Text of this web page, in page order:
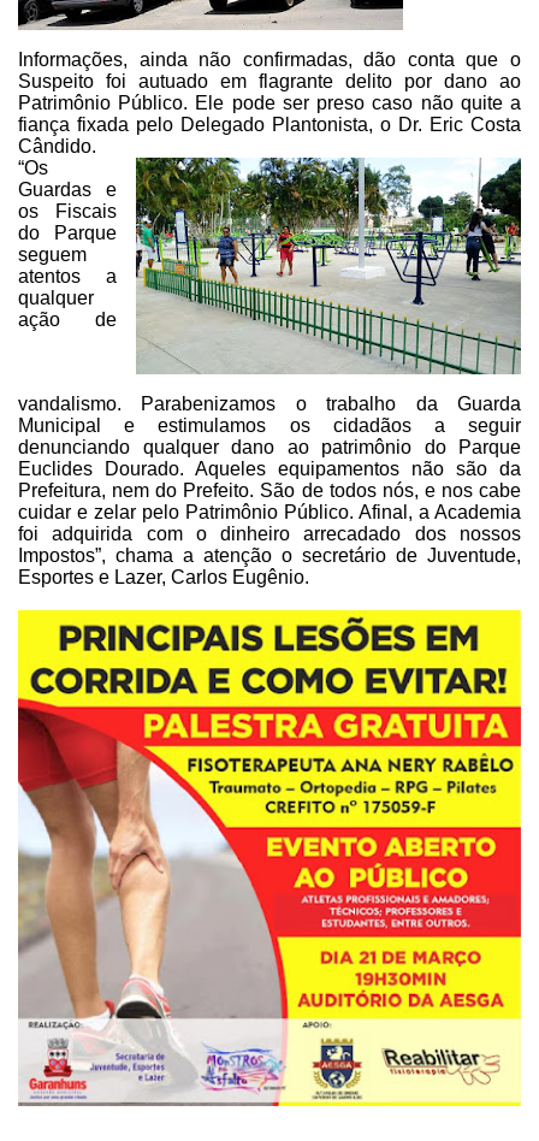
Informações, ainda não confirmadas, dão conta que o
Suspeito foi autuado em flagrante delito por dano ao
Patrimônio Público. Ele pode ser preso caso não quite a
fiança fixada pelo Delegado Plantonista, o Dr. Eric Costa
Cândido.
“Os
Guardas e
os Fiscais
do Parque
seguem
atentos a
qualquer
ação de
vandalismo. Parabenizamos o trabalho da Guarda
Municipal e estimulamos os cidadãos a seguir
denunciando qualquer dano ao patrimônio do Parque
Euclides Dourado. Aqueles equipamentos não são da
Prefeitura, nem do Prefeito. São de todos nós, e nos cabe
cuidar e zelar pelo Patrimônio Público. Afinal, a Academia
foi adquirida com o dinheiro arrecadado dos nossos
Impostos”, chama a atenção o secretário de Juventude,
Esportes e Lazer, Carlos Eugênio.